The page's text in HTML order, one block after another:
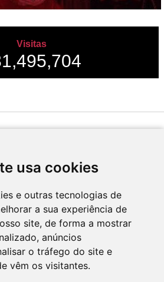
usa cookies
e outras tecnologias de
a sua experiência de
site, de forma a mostrar
anúncios
o tráfego do site e
vêm os visitantes.
Visitas